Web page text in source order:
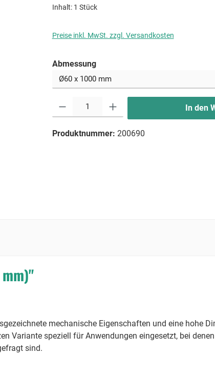
Inhalt: 1 Stück
Preise inkl. MwSt. zzgl. Versandkosten
Abmessungauswählen
In den
Produktnummer: 200690
mechanische Eigenschaften und eine hohe
Variante speziell für Anwendungen eingesetzt, bei
sind.